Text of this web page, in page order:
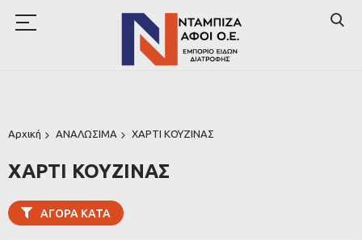
Αρχική ΑΝΑΛΩΣΙΜΑ ΧΑΡΤΙ ΚΟΥΖΙΝΑΣ
ΧΑΡΤΙ ΚΟΥΖΙΝΑΣ
ΑΓΟΡΆ ΚΑΤΆ